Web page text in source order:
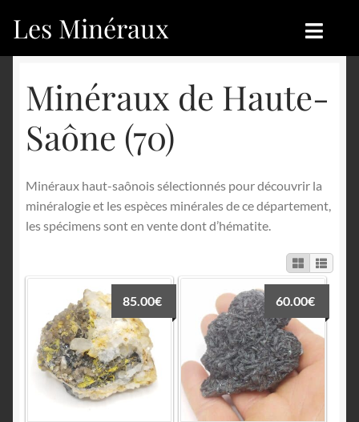
Aller
à
navigation
Aller
au
Les Minéraux
Catégories
Nouveautés
Achat
Mon compte
Français
English
Boutique
Nouveautés
Blog
Achat
Contactez-nous
Sites amis
Minéraux de Haute-
Saône (70)
Minéraux haut-saônois sélectionnés pour découvrir la
minéralogie et les espèces minérales de ce département,
les spécimens sont en vente dont d’hématite.
85.00€ 60.00€